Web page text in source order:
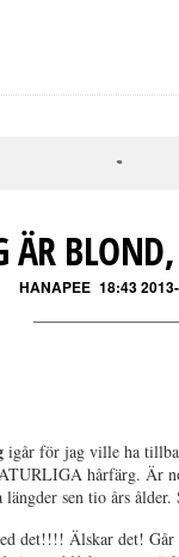
ÄR
HANAPEE 18:43
igår för jag ville ha
hårfärg. Är
längder sen tio års
det!!!! Älskar det!